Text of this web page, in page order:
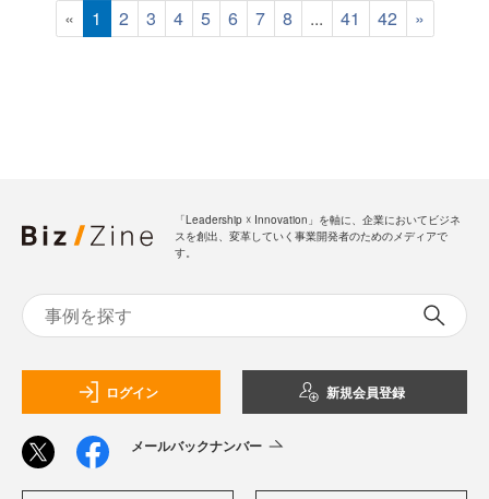
« 1 2 3 4 5 6 7 8 ... 41 42 »
「Leadership ☓ Innovation」を軸に、企業においてビジネ
スを創出、変革していく事業開発者のためのメディアで
す。
ログイン 新規会員登録
メールバックナンバー